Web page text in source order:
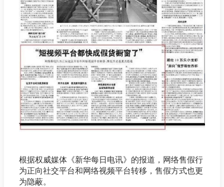
根据权威媒体《新华每日电讯》的报道，网络售假行
为正向社交平台和网络视频平台转移，售假方式也更
为隐蔽。